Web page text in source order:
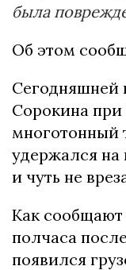
была
Об этом
Сегодняшней
Сорокина при
многотонный
удержался на
и чуть не
Как
полчаса
появился